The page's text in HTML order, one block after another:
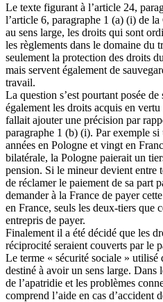
Le texte figurant à l’article 24,
l’article 6, paragraphe 1 (a) (i) de
au sens large, les droits qui sont
les règlements dans le domaine du
seulement la protection des droits
mais servent également de
travail.
La question s’est pourtant posée
également les droits acquis en
fallait ajouter une précision par
paragraphe 1 (b) (i). Par exemple
années en Pologne et vingt en
bilatérale, la Pologne paierait un
pension. Si le mineur devient
de réclamer le paiement de sa part
demander à la France de payer
en France, seuls les deux-tiers que
entrepris de payer.
Finalement il a été décidé que les
réciprocité seraient couverts par le
Le terme « sécurité sociale » utilisé
destiné à avoir un sens large. Dans
de l’apatridie et les problèmes
comprend l’aide en cas d’accident